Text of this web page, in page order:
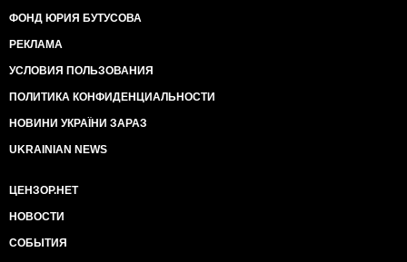
ФОНД ЮРИЯ БУТУСОВА
РЕКЛАМА
УСЛОВИЯ ПОЛЬЗОВАНИЯ
ПОЛИТИКА КОНФИДЕНЦИАЛЬНОСТИ
НОВИНИ УКРАЇНИ ЗАРАЗ
UKRAINIAN NEWS
ЦЕНЗОР.НЕТ
НОВОСТИ
СОБЫТИЯ